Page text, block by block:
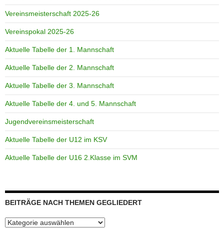
Vereinsmeisterschaft 2025-26
Vereinspokal 2025-26
Aktuelle Tabelle der 1. Mannschaft
Aktuelle Tabelle der 2. Mannschaft
Aktuelle Tabelle der 3. Mannschaft
Aktuelle Tabelle der 4. und 5. Mannschaft
Jugendvereinsmeisterschaft
Aktuelle Tabelle der U12 im KSV
Aktuelle Tabelle der U16 2.Klasse im SVM
BEITRÄGE NACH THEMEN GEGLIEDERT
Beiträge